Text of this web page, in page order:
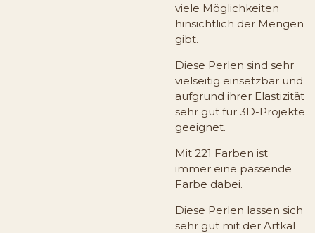
viele Möglichkeiten
hinsichtlich der Mengen
gibt.
Diese Perlen sind sehr
vielseitig einsetzbar und
aufgrund ihrer Elastizität
sehr gut für 3D-Projekte
geeignet.
Mit 221 Farben ist
immer eine passende
Farbe dabei.
Diese Perlen lassen sich
sehr gut mit der Artkal